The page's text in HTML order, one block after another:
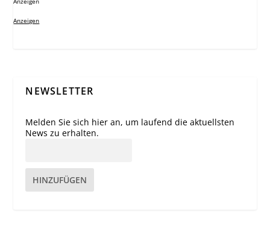
Anzeigen
Anzeigen
NEWSLETTER
Melden Sie sich hier an, um laufend die aktuellsten
News zu erhalten.
HINZUFÜGEN